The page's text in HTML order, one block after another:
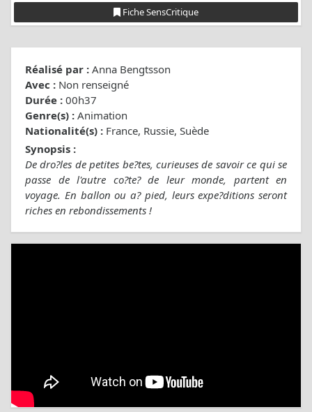
Fiche SensCritique
Réalisé par : Anna Bengtsson
Avec : Non renseigné
Durée : 00h37
Genre(s) : Animation
Nationalité(s) : France, Russie, Suède
Synopsis :
De dro?les de petites be?tes, curieuses de savoir ce qui se
passe de l'autre co?te? de leur monde, partent en
voyage. En ballon ou a? pied, leurs expe?ditions seront
riches en rebondissements !